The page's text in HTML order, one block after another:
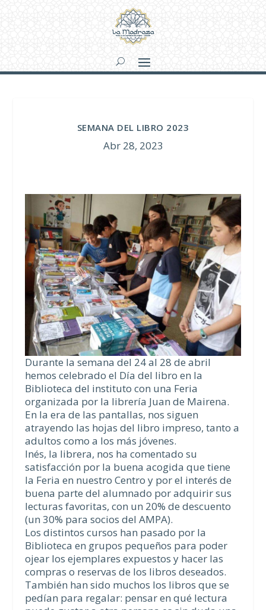
SEMANA DEL LIBRO 2023
Abr 28, 2023
Durante la semana del 24 al 28 de abril
hemos celebrado el Día del libro en la
Biblioteca del instituto con una Feria
organizada por la librería Juan de Mairena.
En la era de las pantallas, nos siguen
atrayendo las hojas del libro impreso, tanto a
adultos como a los más jóvenes.
Inés, la librera, nos ha comentado su
satisfacción por la buena acogida que tiene
la Feria en nuestro Centro y por el interés de
buena parte del alumnado por adquirir sus
lecturas favoritas, con un 20% de descuento
(un 30% para socios del AMPA).
Los distintos cursos han pasado por la
Biblioteca en grupos pequeños para poder
ojear los ejemplares expuestos y hacer las
compras o reservas de los libros deseados.
También han sido muchos los libros que se
pedían para regalar: pensar en qué lectura